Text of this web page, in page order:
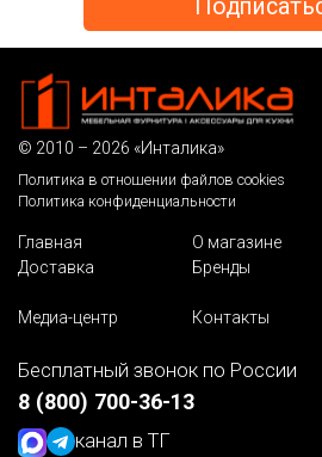
© 2010 – 2026 «Инталика»
Политика в отношении файлов cookies
Политика конфиденциальности
Главная О магазине
Доставка
Бренды
Медиа-центр
Контакты
Бесплатный звонок по России
8 (800) 700-36-13
канал в ТГ